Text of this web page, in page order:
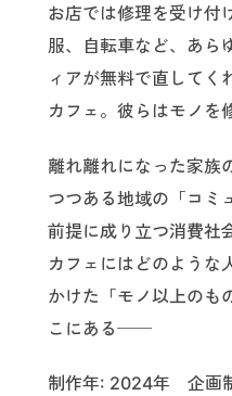
お店では修理を受け付
服、自転車など、あら
ィアが無料で直してく
カフェ。彼らはモノを
離れ離れになった家族
つつある地域の「コミ
前提に成り立つ消費社
カフェにはどのような
かけた「モノ以上のも
こにある──
制作年: 2024年 企画